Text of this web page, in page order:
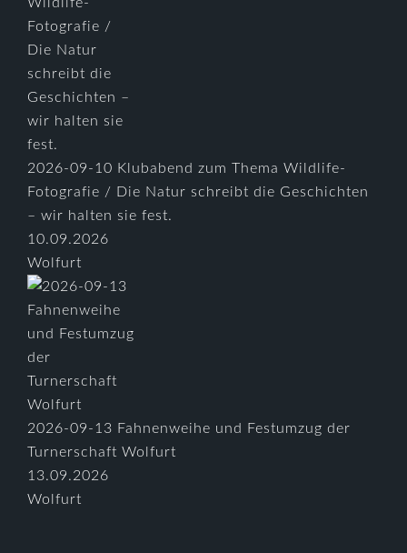
2026-09-10 Klubabend zum Thema Wildlife-
Fotografie / Die Natur schreibt die Geschichten
– wir halten sie fest.
10.09.2026
Wolfurt
2026-09-13 Fahnenweihe und Festumzug der
Turnerschaft Wolfurt
13.09.2026
Wolfurt